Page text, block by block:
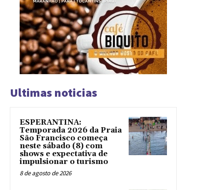
Ultimas noticias
ESPERANTINA:
Temporada 2026 da Praia
São Francisco começa
neste sábado (8) com
shows e expectativa de
impulsionar o turismo
8 de agosto de 2026